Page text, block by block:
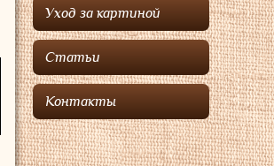
Уход за картиной
Статьи
Контакты